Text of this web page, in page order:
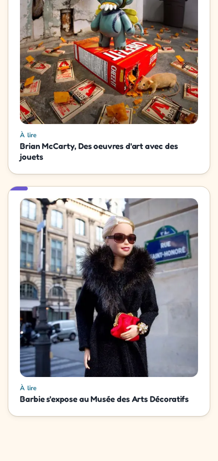
À lire
Brian McCarty, Des oeuvres d'art avec des
jouets
À lire
Barbie s'expose au Musée des Arts Décoratifs